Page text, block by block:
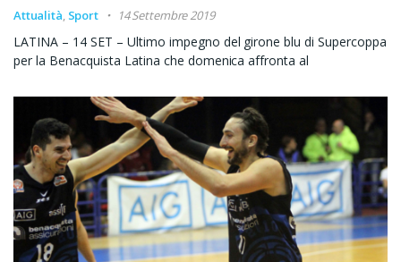
Attualità, Sport 14 Settembre 2019
LATINA – 14 SET – Ultimo impegno del girone blu di Supercoppa
per la Benacquista Latina che domenica affronta al